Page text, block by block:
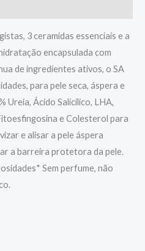
3 ceramidas essenciais e a
encapsulada com
de ingredientes ativos, o SA
para pele seca, áspera e
Ureia, Ácido Salicílico, LHA,
e Colesterol para
e alisar a pele áspera
a barreira protetora da pele.
Sem perfume, não